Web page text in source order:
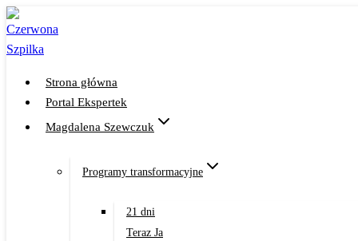
Przejdź
do
treści
Strona główna
Portal Ekspertek
Magdalena Szewczuk
Programy transformacyjne
21 dni
Teraz Ja